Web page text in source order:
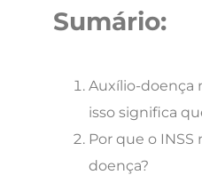
Sumário:
Auxílio-doença
isso significa
Por que o INSS
doença?